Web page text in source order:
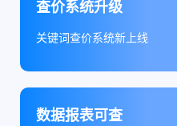
查价系统升级
关键词查价系统新上线
数据报表可查